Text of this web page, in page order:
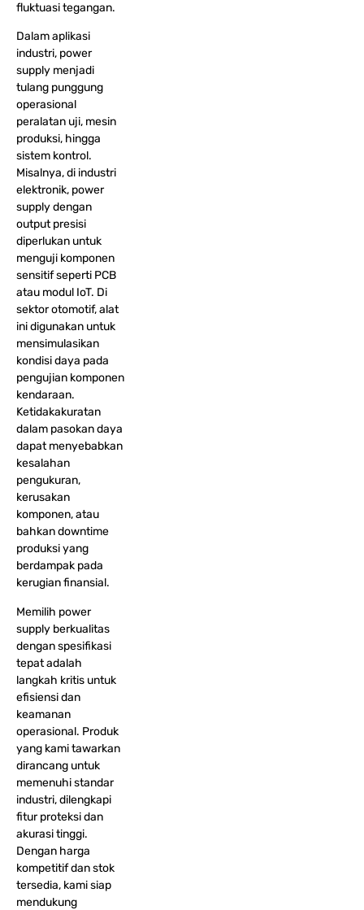
fluktuasi tegangan.
Dalam aplikasi
industri, power
supply menjadi
tulang punggung
operasional
peralatan uji, mesin
produksi, hingga
sistem kontrol.
Misalnya, di industri
elektronik, power
supply dengan
output presisi
diperlukan untuk
menguji komponen
sensitif seperti PCB
atau modul IoT. Di
sektor otomotif, alat
ini digunakan untuk
mensimulasikan
kondisi daya pada
pengujian komponen
kendaraan.
Ketidakakuratan
dalam pasokan daya
dapat menyebabkan
kesalahan
pengukuran,
kerusakan
komponen, atau
bahkan downtime
produksi yang
berdampak pada
kerugian finansial.
Memilih power
supply berkualitas
dengan spesifikasi
tepat adalah
langkah kritis untuk
efisiensi dan
keamanan
operasional. Produk
yang kami tawarkan
dirancang untuk
memenuhi standar
industri, dilengkapi
fitur proteksi dan
akurasi tinggi.
Dengan harga
kompetitif dan stok
tersedia, kami siap
mendukung